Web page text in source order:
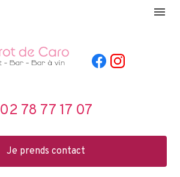
menu
02 78 77 17 07
Je prends contact